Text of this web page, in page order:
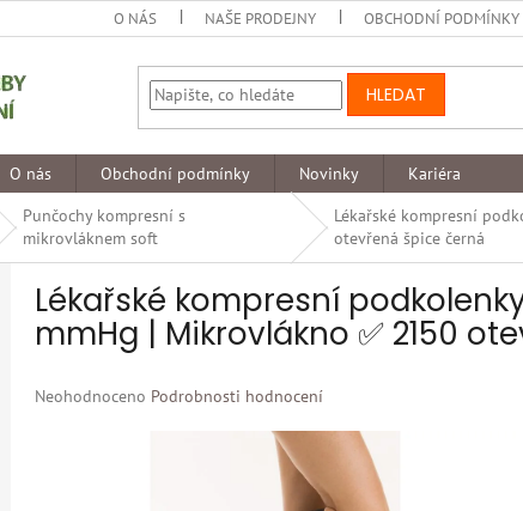
O NÁS NAŠE PRODEJNY OBCHODNÍ PODMÍNKY
HLEDAT
O nás Obchodní podmínky Novinky Kariéra
Punčochy kompresní s
mikrovláknem soft
Lékařské kompresní
otevřená špice černá
Lékařské kompresní
mmHg | Mikrovlákno ✅ 2150
Průměrné
Neohodnoceno Podrobnosti hodnocení